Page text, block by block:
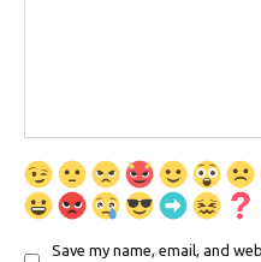
Save my name, email, and